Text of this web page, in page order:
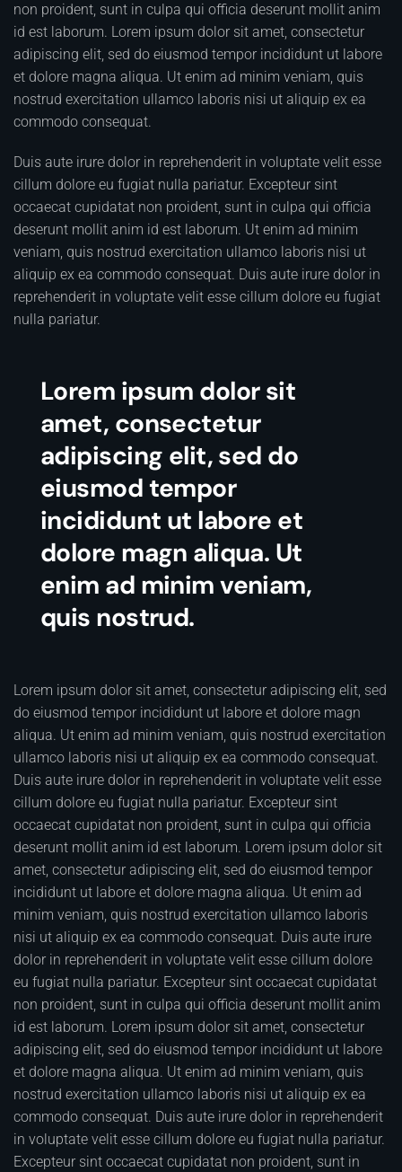
non proident, sunt in culpa qui officia deserunt mollit anim
id est laborum. Lorem ipsum dolor sit amet, consectetur
adipiscing elit, sed do eiusmod tempor incididunt ut labore
et dolore magna aliqua. Ut enim ad minim veniam, quis
nostrud exercitation ullamco laboris nisi ut aliquip ex ea
commodo consequat.
Duis aute irure dolor in reprehenderit in voluptate velit esse
cillum dolore eu fugiat nulla pariatur. Excepteur sint
occaecat cupidatat non proident, sunt in culpa qui officia
deserunt mollit anim id est laborum. Ut enim ad minim
veniam, quis nostrud exercitation ullamco laboris nisi ut
aliquip ex ea commodo consequat. Duis aute irure dolor in
reprehenderit in voluptate velit esse cillum dolore eu fugiat
nulla pariatur.
Lorem ipsum dolor sit
amet, consectetur
adipiscing elit, sed do
eiusmod tempor
incididunt ut labore et
dolore magn aliqua. Ut
enim ad minim veniam,
quis nostrud.
Lorem ipsum dolor sit amet, consectetur adipiscing elit, sed
do eiusmod tempor incididunt ut labore et dolore magn
aliqua. Ut enim ad minim veniam, quis nostrud exercitation
ullamco laboris nisi ut aliquip ex ea commodo consequat.
Duis aute irure dolor in reprehenderit in voluptate velit esse
cillum dolore eu fugiat nulla pariatur. Excepteur sint
occaecat cupidatat non proident, sunt in culpa qui officia
deserunt mollit anim id est laborum. Lorem ipsum dolor sit
amet, consectetur adipiscing elit, sed do eiusmod tempor
incididunt ut labore et dolore magna aliqua. Ut enim ad
minim veniam, quis nostrud exercitation ullamco laboris
nisi ut aliquip ex ea commodo consequat. Duis aute irure
dolor in reprehenderit in voluptate velit esse cillum dolore
eu fugiat nulla pariatur. Excepteur sint occaecat cupidatat
non proident, sunt in culpa qui officia deserunt mollit anim
id est laborum. Lorem ipsum dolor sit amet, consectetur
adipiscing elit, sed do eiusmod tempor incididunt ut labore
et dolore magna aliqua. Ut enim ad minim veniam, quis
nostrud exercitation ullamco laboris nisi ut aliquip ex ea
commodo consequat. Duis aute irure dolor in reprehenderit
in voluptate velit esse cillum dolore eu fugiat nulla pariatur.
Excepteur sint occaecat cupidatat non proident, sunt in